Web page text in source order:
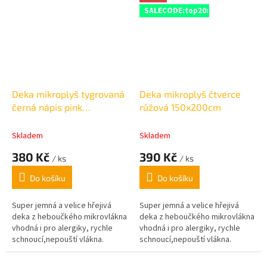
Deka mikroplyš tygrovaná
černá nápis pink
Skladem
380 Kč / ks
Do košíku
Super jemná a velice hřejivá
deka z heboučkého mikrovlákna
vhodná i pro alergiky, rychle
schnoucí,nepouští vlákna.
SALECODE:top20:20:%
Deka mikroplyš čtverce
růžová 150x200cm
Skladem
390 Kč / ks
Do košíku
Super jemná a velice hřejivá
deka z heboučkého mikrovlákna
vhodná i pro alergiky, rychle
schnoucí,nepouští vlákna.